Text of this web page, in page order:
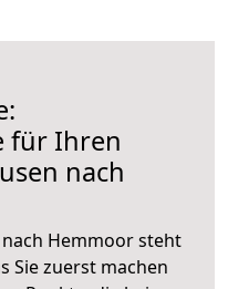
für Ihren
nach
Hemmoor steht
Sie zuerst machen